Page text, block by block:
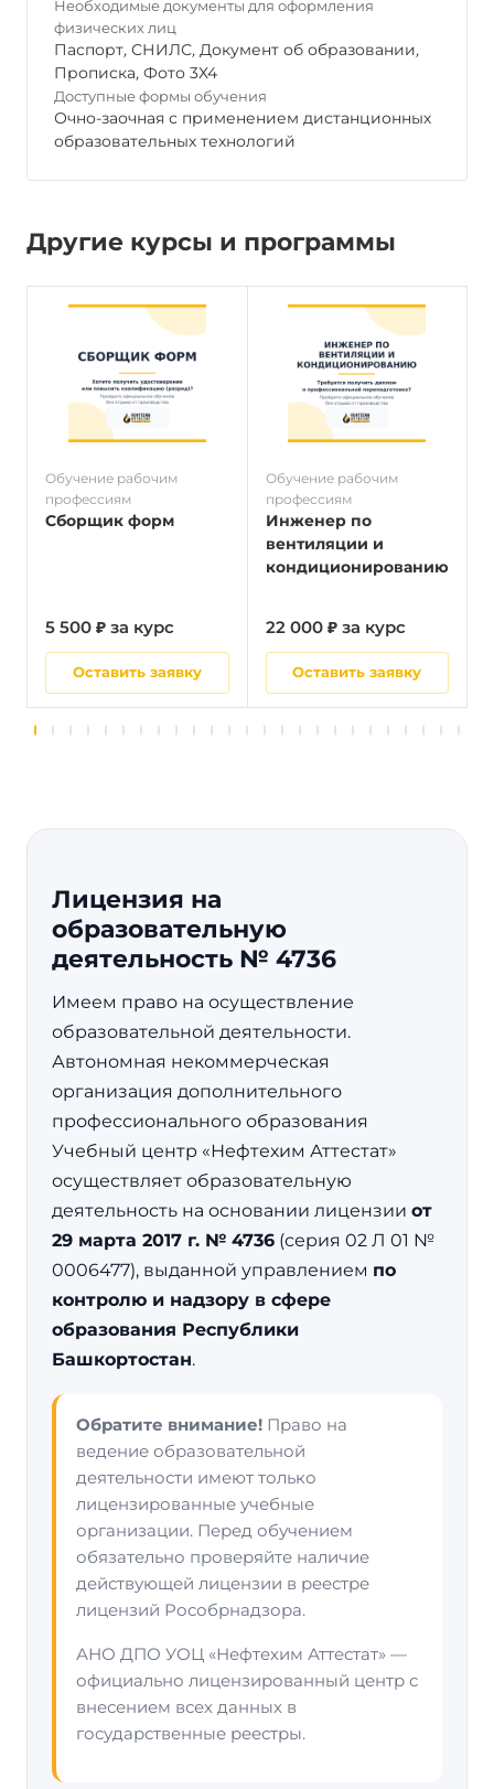
Необходимые документы для оформления
физических лиц
Паспорт, СНИЛС, Документ об образовании,
Прописка, Фото 3Х4
Доступные формы обучения
Очно-заочная с применением дистанционных
образовательных технологий
Другие курсы и программы
Обучение рабочим
профессиям
Сборщик форм
5 500 ₽ за курс
Оставить заявку
Обучение рабочим
профессиям
Инженер по
вентиляции и
кондиционированию
22 000 ₽ за курс
Оставить заявку
Лицензия на
образовательную
деятельность № 4736
Имеем право на осуществление
образовательной деятельности.
Автономная некоммерческая
организация дополнительного
профессионального образования
Учебный центр «Нефтехим Аттестат»
осуществляет образовательную
деятельность на основании лицензии от
29 марта 2017 г. № 4736 (серия 02 Л 01 №
0006477), выданной управлением по
контролю и надзору в сфере
образования Республики
Башкортостан.
Обратите внимание! Право на
ведение образовательной
деятельности имеют только
лицензированные учебные
организации. Перед обучением
обязательно проверяйте наличие
действующей лицензии в реестре
лицензий Рособрнадзора.
АНО ДПО УОЦ «Нефтехим Аттестат» —
официально лицензированный центр с
внесением всех данных в
государственные реестры.